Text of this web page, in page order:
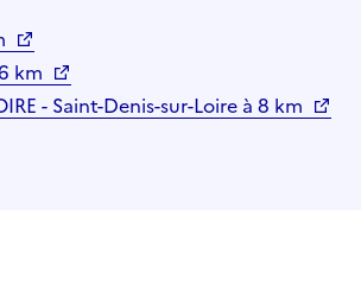
km
- Saint-Denis-sur-Loire à 8 km